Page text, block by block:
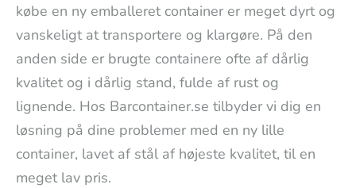
købe en ny emballeret container er meget dyrt og
vanskeligt at transportere og klargøre. På den
anden side er brugte containere ofte af dårlig
kvalitet og i dårlig stand, fulde af rust og
lignende. Hos Barcontainer.se tilbyder vi dig en
løsning på dine problemer med en ny lille
container, lavet af stål af højeste kvalitet, til en
meget lav pris.